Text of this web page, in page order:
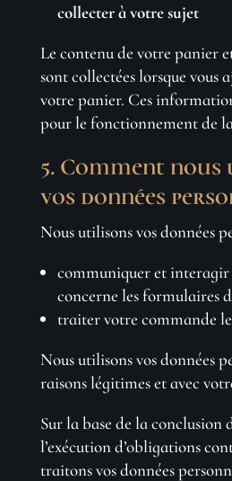
collecter à votre sujet
Le contenu de votre panier
sont collectées lorsque vous
votre panier. Ces
pour le fonctionnement de
5. Comment
vos données
Nous utilisons vos données
communiquer et interagir
concerne les formulaires
traiter votre commande
Nous utilisons vos données
raisons légitimes et avec
Sur la base de la conclusion
l’exécution d’obligations
traitons vos données